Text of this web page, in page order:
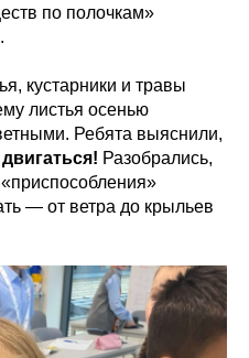
по полочкам»
.
кустарники и травы
листья осенью
Ребята выяснили,
Разобрались,
«приспособления»
— от ветра до крыльев